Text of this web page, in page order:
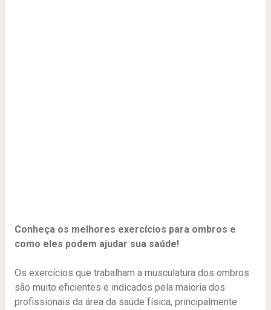
Conheça os melhores exercícios para ombros e
como eles podem ajudar sua saúde!
Os exercícios que trabalham a musculatura dos ombros
são muito eficientes e indicados pela maioria dos
profissionais da área da saúde física, principalmente